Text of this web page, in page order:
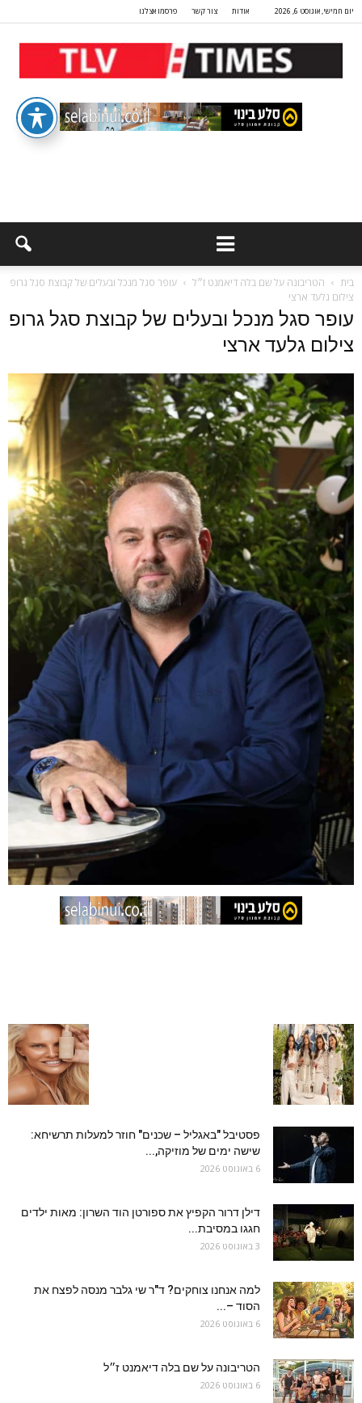
יום חמישי, אוגוסט 6, 2026 אודות צור קשר פרסמו אצלנו
בית הטריבונה על שם בלה דיאמנט ז״ל
עופר סגל מנכל ובעלים של קבוצת סגל גרופ
צילום גלעד ארצי
עופר סגל מנכל ובעלים של קבוצת סגל גרופ
צילום גלעד ארצי
פסטיבל "באגליל – שכנים" חוזר למעלות תרשיחא:
שישה ימים של מוזיקה,...
6 באוגוסט 2026
דילן דרור הקפיץ את ספורטן הוד השרון: מאות ילדים
חגגו במסיבת...
3 באוגוסט 2026
למה אנחנו צוחקים? ד"ר שי גלבר מנסה לפצח את
הסוד –...
6 באוגוסט 2026
הטריבונה על שם בלה דיאמנט ז״ל
6 באוגוסט 2026